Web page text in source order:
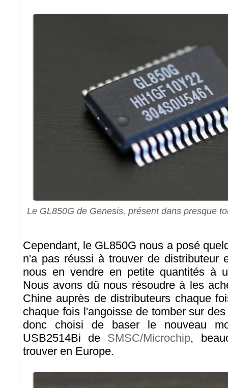
Le GL850G de Genesis, présent dans presque
Cependant, le GL850G nous a posé
n'a pas réussi à trouver de distributeur
nous en vendre en petite quantités à
Nous avons dû nous résoudre à les
Chine auprès de distributeurs chaque
chaque fois l'angoisse de tomber sur
donc choisi de baser le nouveau
USB2514Bi de SMSC/Microchip,
trouver en Europe.